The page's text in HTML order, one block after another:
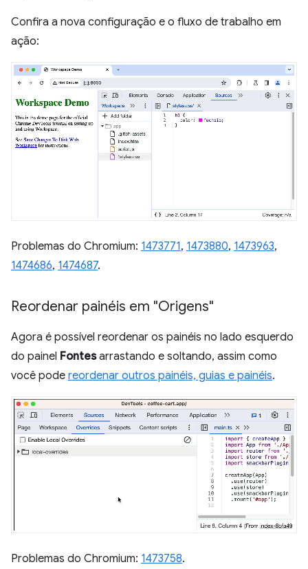
Confira a nova configuração e o fluxo de trabalho em
ação:
Problemas do Chromium: 1473771, 1473880, 1473963,
1474686, 1474687.
Reordenar painéis em "Origens"
Agora é possível reordenar os painéis no lado esquerdo
do painel Fontesarrastando e soltando, assim como
você pode reordenar outros painéis, guias e painéis.
Problemas do Chromium: 1473758.